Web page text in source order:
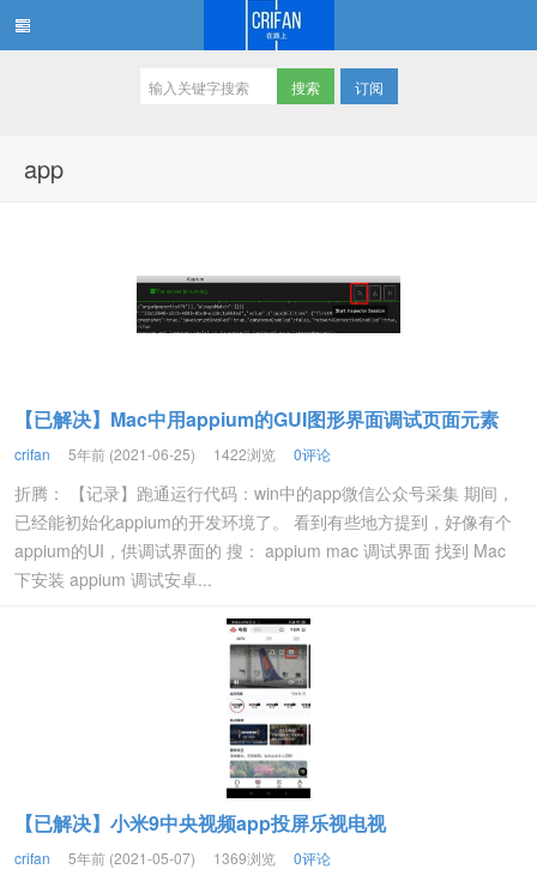
订阅
app
【已解决】Mac中用appium的GUI图形界面调试页面元素
crifan 5年前 (2021-06-25) 1422浏览 0评论
折腾： 【记录】跑通运行代码：win中的app微信公众号采集 期间，
已经能初始化appium的开发环境了。 看到有些地方提到，好像有个
appium的UI，供调试界面的 搜： appium mac 调试界面 找到 Mac
下安装 appium 调试安卓...
【已解决】小米9中央视频app投屏乐视电视
crifan 5年前 (2021-05-07) 1369浏览 0评论